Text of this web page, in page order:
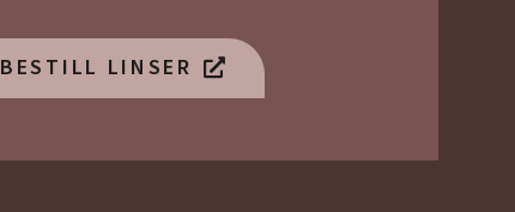
BESTILL LINSER